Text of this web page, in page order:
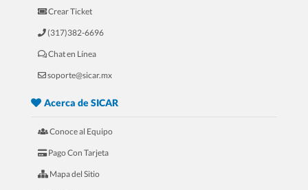
5.- 20 Razones Para USAR SICAR en
tu REFACCIONARIA
Crear Ticket
(317)382-6696
Chat en Línea
soporte@sicar.mx
Acerca de SICAR
Conoce al Equipo
Pago Con Tarjeta
Mapa del Sitio